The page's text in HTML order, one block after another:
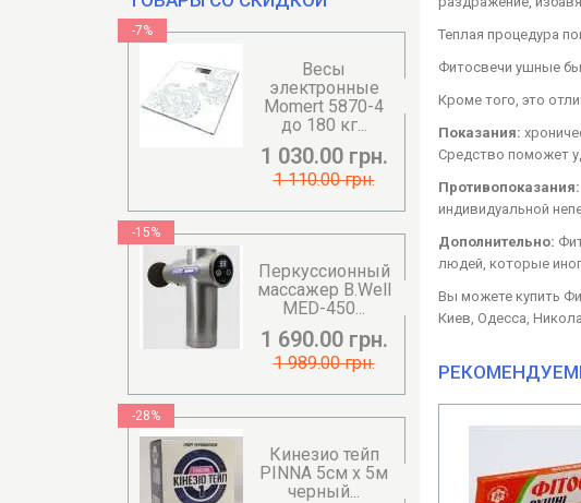
-7%
Весы
электронные
Momert 5870-4
до 180 кг...
1 030.00 грн.
1 110.00 грн.
-15%
Перкуссионный
массажер B.Well
MED-450...
1 690.00 грн.
1 989.00 грн.
-28%
Кинезио тейп
PINNA 5см х 5м
черный...
Теплая процедура
Фитосвечи ушные
Кроме того, это
Показания:
Средство поможет
Противопоказания:
индивидуальной
Дополнительно:
людей, которые
Вы можете купить
Киев, Одесса,